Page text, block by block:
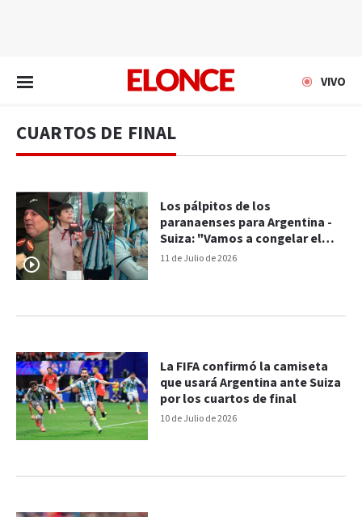
VIVO
CUARTOS DE FINAL
11 de Julio de 2026
Los pálpitos de los
paranaenses para Argentina -
Suiza: "Vamos a congelar el
chocolate suizo", dijo un
10 de Julio de 2026
La FIFA confirmó la camiseta
que usará Argentina ante Suiza
por los cuartos de final